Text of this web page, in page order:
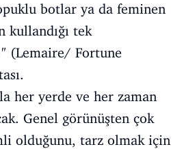
botlar ya da feminen
kullandığı tek
" (Lemaire/ Fortune
her yerde ve her zaman
Genel görünüşten çok
olduğunu, tarz olmak için